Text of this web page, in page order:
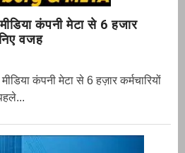
कंपनी मेटा से 6 हजार
वजह
कंपनी मेटा से 6 हज़ार कर्मचारियों